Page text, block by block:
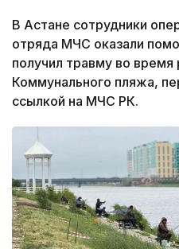
В Астане сотрудники
отряда МЧС оказали
получил травму во
Коммунального пляжа,
ссылкой на МЧС РК.